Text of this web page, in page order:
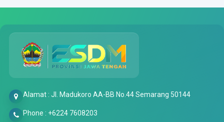
Alamat : Jl. Madukoro AA-BB No.44 Semarang 50144
Phone : +6224 7608203